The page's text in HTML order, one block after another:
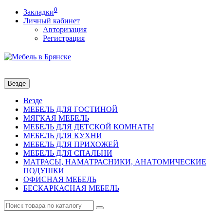
Закладки0
Личный кабинет
Авторизация
Регистрация
Везде
Везде
МЕБЕЛЬ ДЛЯ ГОСТИНОЙ
МЯГКАЯ МЕБЕЛЬ
МЕБЕЛЬ ДЛЯ ДЕТСКОЙ КОМНАТЫ
МЕБЕЛЬ ДЛЯ КУХНИ
МЕБЕЛЬ ДЛЯ ПРИХОЖЕЙ
МЕБЕЛЬ ДЛЯ СПАЛЬНИ
МАТРАСЫ, НАМАТРАСНИКИ, АНАТОМИЧЕСКИЕ
ПОДУШКИ
ОФИСНАЯ МЕБЕЛЬ
БЕСКАРКАСНАЯ МЕБЕЛЬ